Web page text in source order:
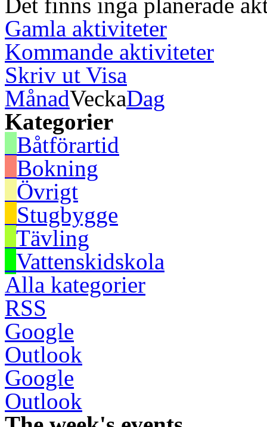
Det finns inga planerade
Gamla aktiviteter
Kommande aktiviteter
Skriv ut Visa
MånadVeckaDag
Kategorier
Båtförartid
Bokning
Övrigt
Stugbygge
Tävling
Vattenskidskola
Alla kategorier
RSS
Google
Outlook
Google
Outlook